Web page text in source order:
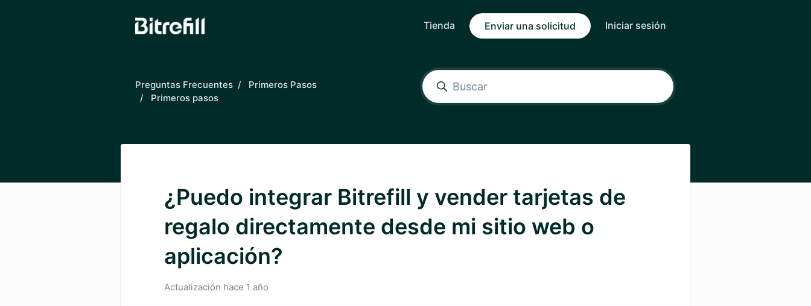
Tienda
Enviar una solicitud Iniciar sesión
Preguntas Frecuentes
Primeros Pasos
Primeros pasos
¿Puedo integrar Bitrefill y vender tarjetas de
regalo directamente desde mi sitio web o
aplicación?
Actualización hace 1 año